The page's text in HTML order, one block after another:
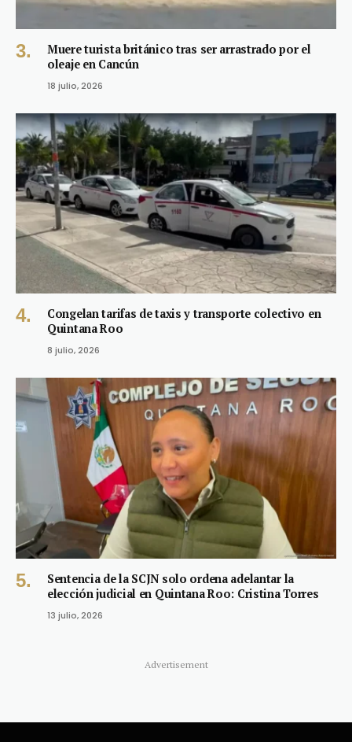
Muere turista británico tras ser arrastrado por el
oleaje en Cancún
18 julio, 2026
Congelan tarifas de taxis y transporte colectivo en
Quintana Roo
8 julio, 2026
Sentencia de la SCJN solo ordena adelantar la
elección judicial en Quintana Roo: Cristina Torres
13 julio, 2026
Advertisement